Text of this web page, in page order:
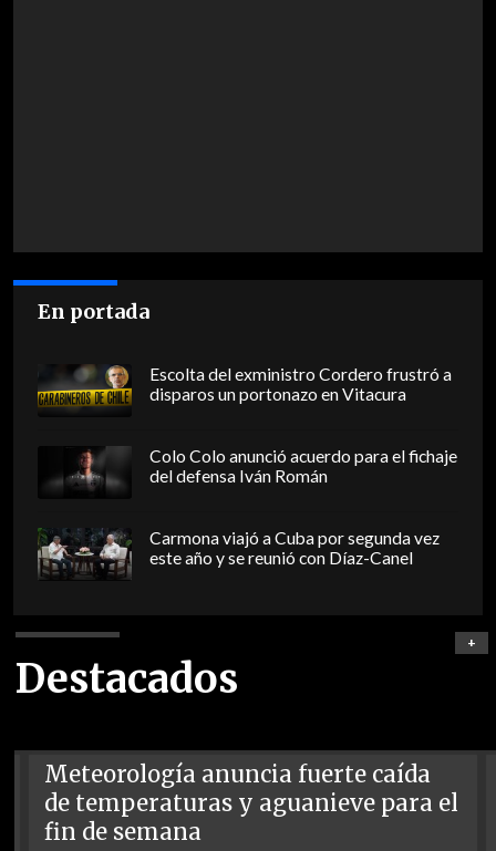
En portada
Escolta del exministro Cordero frustró a
disparos un portonazo en Vitacura
Colo Colo anunció acuerdo para el fichaje
del defensa Iván Román
Carmona viajó a Cuba por segunda vez
este año y se reunió con Díaz-Canel
Destacados
+
Meteorología anuncia fuerte caída
de temperaturas y aguanieve para el
fin de semana